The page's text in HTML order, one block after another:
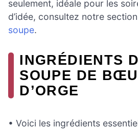
seulement, idéale pour les
d’idée, consultez notre section
soupe.
INGRÉDIENTS
SOUPE DE
D’ORGE
• Voici les ingrédients